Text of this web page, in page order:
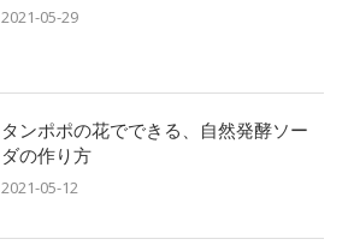
2021-05-29
タンポポの花でできる、自然発酵ソー
ダの作り方
2021-05-12